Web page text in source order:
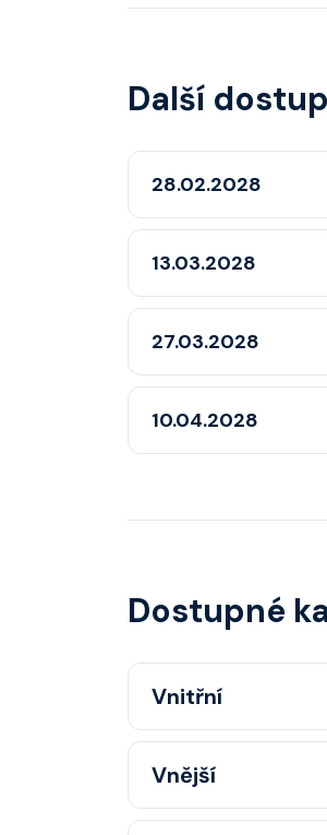
Další
28.02.2028
13.03.2028
27.03.2028
10.04.2028
Dostupné
Vnitřní
Vnitřní kajuta
sprchou, šatnu,
telefon, noční stolky,
Vnější